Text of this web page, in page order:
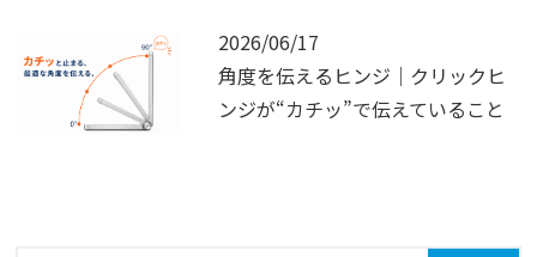
2026/06/17
角度を伝えるヒンジ｜クリックヒ
ンジが“カチッ”で伝えていること